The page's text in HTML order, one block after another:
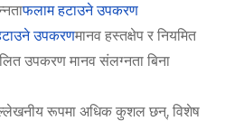
फलाम हटाउने उपकरण
उपकरणमानव हस्तक्षेप र नियमित
उपकरण मानव संलग्नता बिना
रूपमा अधिक कुशल छन्, विशेष